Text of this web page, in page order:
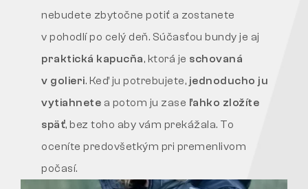
nebudete zbytočne potiť a zostanete
v pohodlí po celý deň. Súčasťou bundy je aj
praktická kapucňa, ktorá je schovaná
v golieri. Keď ju potrebujete, jednoducho ju
vytiahnete a potom ju zase ľahko zložíte
späť, bez toho aby vám prekážala. To
oceníte predovšetkým pri premenlivom
počasí.